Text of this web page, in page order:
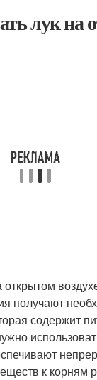
лук на
получают
содержит
к корням